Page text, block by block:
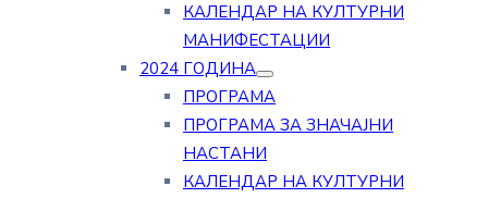
КАЛЕНДАР НА КУЛТУРНИ
МАНИФЕСТАЦИИ
2024 ГОДИНА
ПРОГРАМА
ПРОГРАМА ЗА ЗНАЧАЈНИ
НАСТАНИ
КАЛЕНДАР НА КУЛТУРНИ